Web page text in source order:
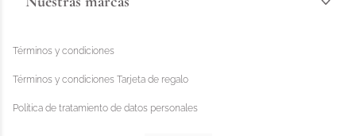
Términos y condiciones
Términos y condiciones Tarjeta de regalo
Política de tratamiento de datos personales